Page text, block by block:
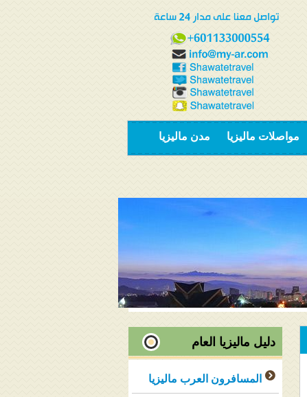
مواصلات ماليزيا مدن ماليزيا
دليل ماليزيا العام
المسافرون العرب ماليزيا